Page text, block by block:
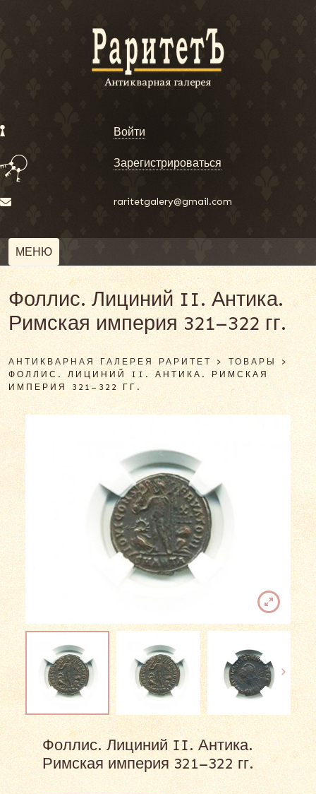
Войти
Зарегистрироваться
raritetgalery@gmail.com
МЕНЮ
Фоллис. Лициний II. Антика.
Римская империя 321–322 гг.
АНТИКВАРНАЯ ГАЛЕРЕЯ РАРИТЕТ > ТОВАРЫ >
ФОЛЛИС. ЛИЦИНИЙ II. АНТИКА. РИМСКАЯ
ИМПЕРИЯ 321–322 ГГ.
Фоллис. Лициний II. Антика.
Римская империя 321–322 гг.